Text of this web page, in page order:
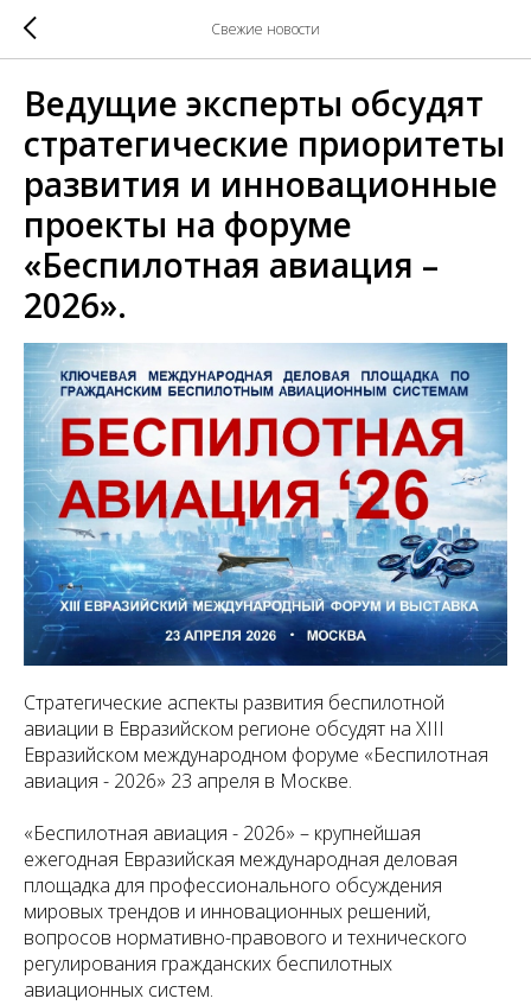
Свежие новости
Ведущие эксперты обсудят
стратегические приоритеты
развития и инновационные
проекты на форуме
«Беспилотная авиация –
2026».
Стратегические аспекты развития беспилотной
авиации в Евразийском регионе обсудят на XIII
Евразийском международном форуме «Беспилотная
авиация - 2026» 23 апреля в Москве.
«Беспилотная авиация - 2026» – крупнейшая
ежегодная Евразийская международная деловая
площадка для профессионального обсуждения
мировых трендов и инновационных решений,
вопросов нормативно-правового и технического
регулирования гражданских беспилотных
авиационных систем.